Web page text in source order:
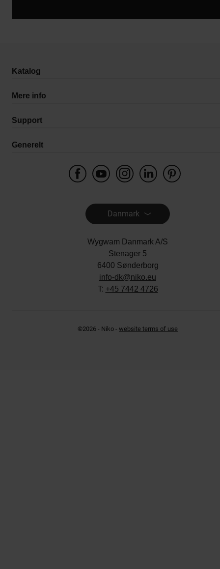
Katalog
Mere info
Support
Generelt
Danmark
Wygwam Danmark A/S
Stenager 5
6400 Sønderborg
info-dk@niko.eu
T: +45 7442 4726
©2026 - Niko - website terms of use